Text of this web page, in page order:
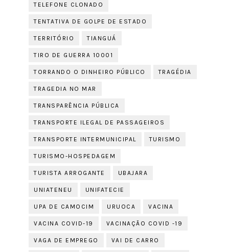
TELEFONE CLONADO
TENTATIVA DE GOLPE DE ESTADO
TERRITÓRIO TIANGUÁ
TIRO DE GUERRA 10001
TORRANDO O DINHEIRO PÚBLICO TRAGÉDIA
TRAGEDIA NO MAR
TRANSPARÊNCIA PÚBLICA
TRANSPORTE ILEGAL DE PASSAGEIROS
TRANSPORTE INTERMUNICIPAL TURISMO
TURISMO-HOSPEDAGEM
TURISTA ARROGANTE UBAJARA
UNIATENEU UNIFATECIE
UPA DE CAMOCIM URUOCA VACINA
VACINA COVID-19 VACINAÇÃO COVID -19
VAGA DE EMPREGO VAI DE CARRO